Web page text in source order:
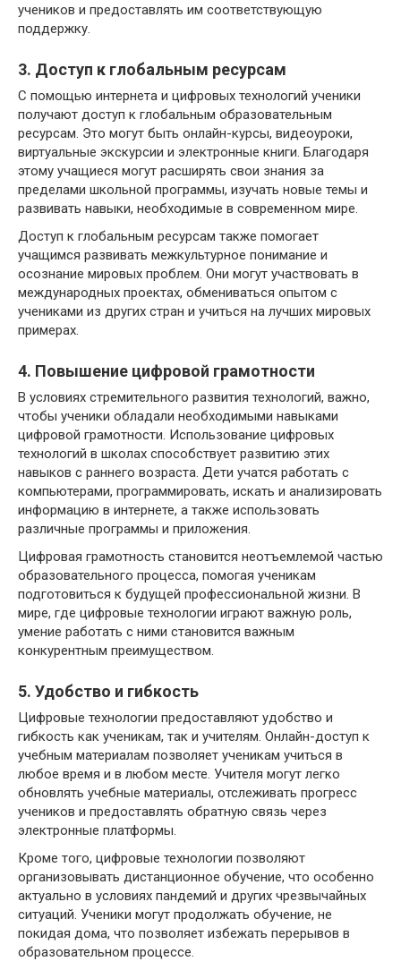
учеников и предоставлять им соответствующую
поддержку.
3. Доступ к глобальным ресурсам
С помощью интернета и цифровых технологий ученики
получают доступ к глобальным образовательным
ресурсам. Это могут быть онлайн-курсы, видеоуроки,
виртуальные экскурсии и электронные книги. Благодаря
этому учащиеся могут расширять свои знания за
пределами школьной программы, изучать новые темы и
развивать навыки, необходимые в современном мире.
Доступ к глобальным ресурсам также помогает
учащимся развивать межкультурное понимание и
осознание мировых проблем. Они могут участвовать в
международных проектах, обмениваться опытом с
учениками из других стран и учиться на лучших мировых
примерах.
4. Повышение цифровой грамотности
В условиях стремительного развития технологий, важно,
чтобы ученики обладали необходимыми навыками
цифровой грамотности. Использование цифровых
технологий в школах способствует развитию этих
навыков с раннего возраста. Дети учатся работать с
компьютерами, программировать, искать и анализировать
информацию в интернете, а также использовать
различные программы и приложения.
Цифровая грамотность становится неотъемлемой частью
образовательного процесса, помогая ученикам
подготовиться к будущей профессиональной жизни. В
мире, где цифровые технологии играют важную роль,
умение работать с ними становится важным
конкурентным преимуществом.
5. Удобство и гибкость
Цифровые технологии предоставляют удобство и
гибкость как ученикам, так и учителям. Онлайн-доступ к
учебным материалам позволяет ученикам учиться в
любое время и в любом месте. Учителя могут легко
обновлять учебные материалы, отслеживать прогресс
учеников и предоставлять обратную связь через
электронные платформы.
Кроме того, цифровые технологии позволяют
организовывать дистанционное обучение, что особенно
актуально в условиях пандемий и других чрезвычайных
ситуаций. Ученики могут продолжать обучение, не
покидая дома, что позволяет избежать перерывов в
образовательном процессе.